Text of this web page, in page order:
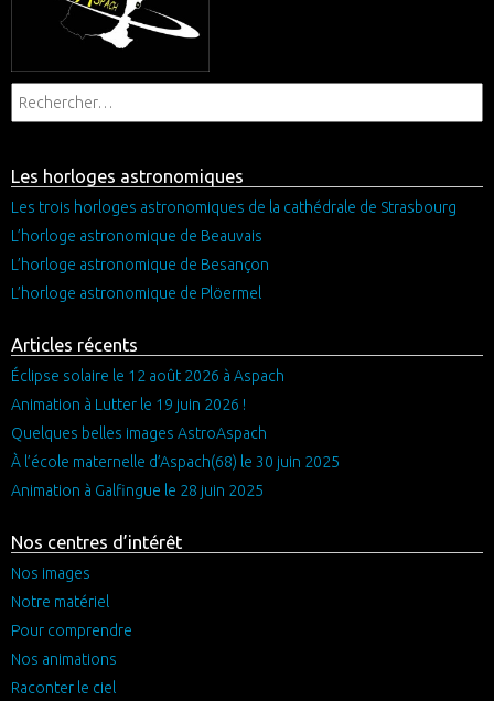
Les horloges astronomiques
Les trois horloges astronomiques de la cathédrale de Strasbourg
L’horloge astronomique de Beauvais
L’horloge astronomique de Besançon
L’horloge astronomique de Plöermel
Articles récents
Éclipse solaire le 12 août 2026 à Aspach
Animation à Lutter le 19 juin 2026 !
Quelques belles images AstroAspach
À l’école maternelle d’Aspach(68) le 30 juin 2025
Animation à Galfingue le 28 juin 2025
Nos centres d’intérêt
Nos images
Notre matériel
Pour comprendre
Nos animations
Raconter le ciel